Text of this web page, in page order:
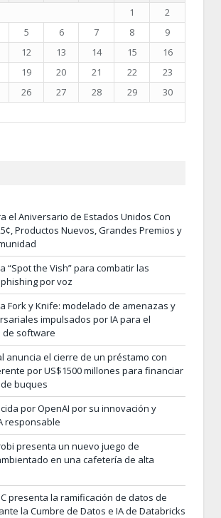
1
2
5 6 7 8
9
12 13 14 15
16
19 20 21 22
23
26 27 28 29
30
el Aniversario de Estados Unidos Con
Productos Nuevos, Grandes Premios y
“Spot the Vish” para combatir las
por voz
Fork y Knife: modelado de amenazas y
impulsados por IA para el
de software
anuncia el cierre de un préstamo con
por US$1500 millones para financiar
buques
por OpenAI por su innovación y
responsable
presenta un nuevo juego de
en una cafetería de alta
presenta la ramificación de datos de
la Cumbre de Datos e IA de Databricks